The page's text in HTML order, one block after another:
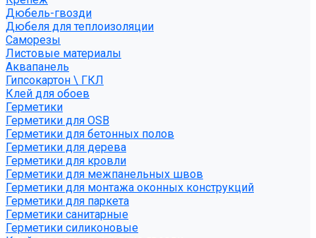
Дюбель-гвозди
Дюбеля для теплоизоляции
Саморезы
Листовые материалы
Аквапанель
Гипсокартон \ ГКЛ
Клей для обоев
Герметики
Герметики для OSB
Герметики для бетонных полов
Герметики для дерева
Герметики для кровли
Герметики для межпанельных швов
Герметики для монтажа оконных конструкций
Герметики для паркета
Герметики санитарные
Герметики силиконовые